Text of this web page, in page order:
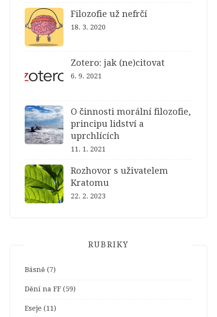
Filozofie už nefrčí
18. 3. 2020
Zotero: jak (ne)citovat
6. 9. 2021
O činnosti morální filozofie,
principu lidství a
uprchlících
11. 1. 2021
Rozhovor s uživatelem
Kratomu
22. 2. 2023
RUBRIKY
Básně (7)
Dění na FF (59)
Eseje (11)